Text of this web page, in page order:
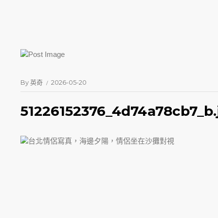
By英奇 2026-05-20